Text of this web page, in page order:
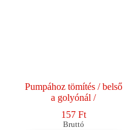
Pumpához tömítés / belső
a golyónál /
157 Ft
Bruttó